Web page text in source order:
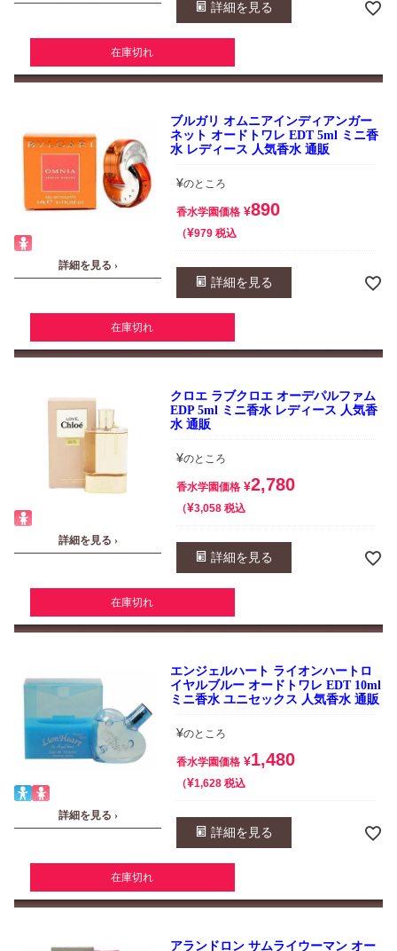
詳細を見る
在庫切れ
詳細を見る ›
ブルガリ オムニアインディアンガー
ネット オードトワレ EDT 5ml ミニ香
水 レディース 人気香水 通販
¥のところ
香水学園価格 ¥890
¥979 税込
詳細を見る
在庫切れ
詳細を見る ›
クロエ ラブクロエ オーデパルファム
EDP 5ml ミニ香水 レディース 人気香
水 通販
¥のところ
香水学園価格 ¥2,780
¥3,058 税込
詳細を見る
在庫切れ
詳細を見る ›
エンジェルハート ライオンハートロ
イヤルブルー オードトワレ EDT 10ml
ミニ香水 ユニセックス 人気香水 通販
¥のところ
香水学園価格 ¥1,480
¥1,628 税込
詳細を見る
在庫切れ
アランドロン サムライウーマン オー